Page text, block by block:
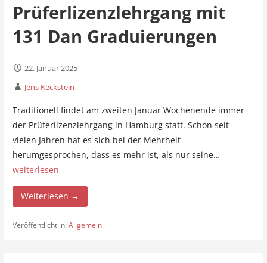
Prüferlizenzlehrgang mit
131 Dan Graduierungen
22. Januar 2025
Jens Keckstein
Traditionell findet am zweiten Januar Wochenende immer
der Prüferlizenzlehrgang in Hamburg statt. Schon seit
vielen Jahren hat es sich bei der Mehrheit
herumgesprochen, dass es mehr ist, als nur seine…
weiterlesen
Weiterlesen →
Veröffentlicht in:Allgemein